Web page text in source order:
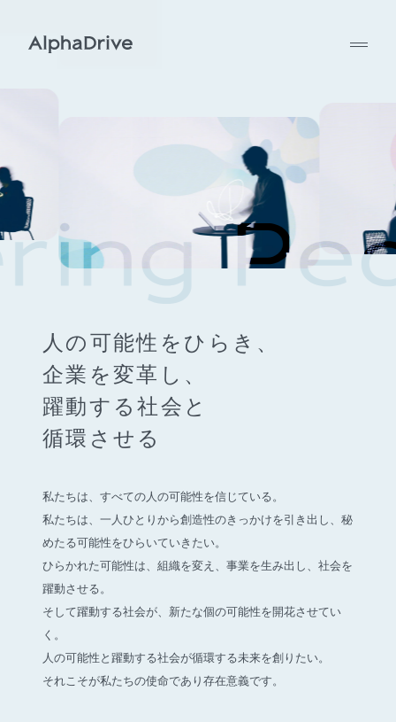
人の可能性をひらき、
企業を変革し、
躍動する社会と
循環させる
私たちは、すべての人の可能性を信じている。
私たちは、一人ひとりから創造性のきっかけを引き出し、 秘
めたる可能性をひらいていきたい。
ひらかれた可能性は、組織を変え、事業を生み出し、社会を
躍動させる。
そして躍動する社会が、新たな個の可能性を開花させてい
く。
人の可能性と躍動する社会が循環する未来を創りたい。
それこそが私たちの使命であり存在意義です。